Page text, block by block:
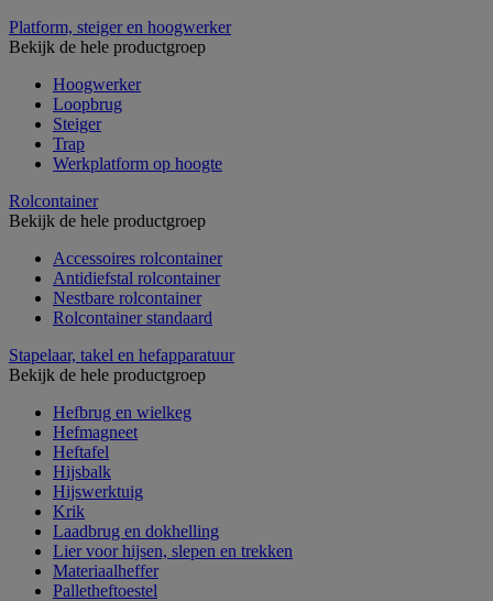
Platform, steiger en hoogwerker
Bekijk de hele productgroep
Hoogwerker
Loopbrug
Steiger
Trap
Werkplatform op hoogte
Rolcontainer
Bekijk de hele productgroep
Accessoires rolcontainer
Antidiefstal rolcontainer
Nestbare rolcontainer
Rolcontainer standaard
Stapelaar, takel en hefapparatuur
Bekijk de hele productgroep
Hefbrug en wielkeg
Hefmagneet
Heftafel
Hijsbalk
Hijswerktuig
Krik
Laadbrug en dokhelling
Lier voor hijsen, slepen en trekken
Materiaalheffer
Palletheftoestel